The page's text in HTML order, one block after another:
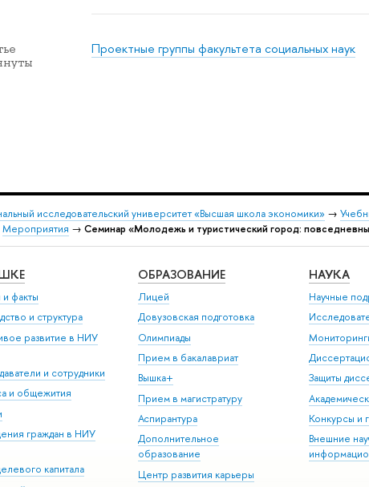
Проектные группы факультета социальных наук
исследовательский университет «Высшая школа экономики» →
Мероприятия → Семинар «Молодежь и туристический город:
факты
и структура
развитие в НИУ
и сотрудники
и общежития
граждан в НИУ
капитала
ОБРАЗОВАНИЕ
Лицей
Довузовская подготовка
Олимпиады
Прием в бакалавриат
Вышка+
Прием в магистратуру
Аспирантура
Дополнительное
образование
Центр развития карьеры
НАУКА
Научные
Защиты
Конкурсы и
Внешние